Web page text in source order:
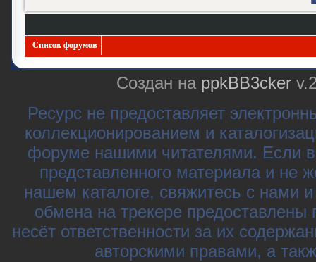
Список форумов
Создан на ppkBB3cker
Ресурс не предоставляет
коллекционированием и
форуме нашими читателями. Если
представленного материала и не
нашем каталоге, свяжитесь с нами
обмена на трекере
несёт ответственности за их
авторскими правами, а